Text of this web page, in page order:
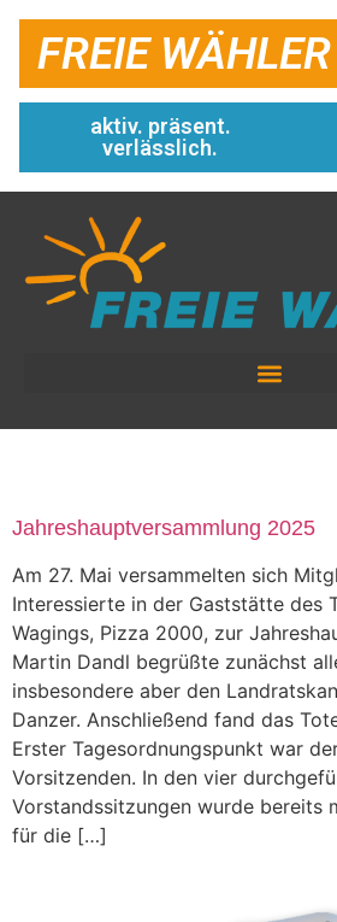
FREIE
aktiv. präsent.
verlässlich.
Jahreshauptversammlung 2025
Am 27. Mai versammelten sich
Interessierte in der Gaststätte des
Wagings, Pizza 2000, zur
Martin Dandl begrüßte zunächst
insbesondere aber den
Danzer. Anschließend fand das
Erster Tagesordnungspunkt war
Vorsitzenden. In den vier
Vorstandssitzungen wurde bereits
für die […]